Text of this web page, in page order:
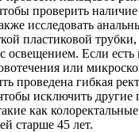
проверить
исследовать
пластиковой
Если есть
или
проведена гибкая
исключить
как
старше 45 лет.